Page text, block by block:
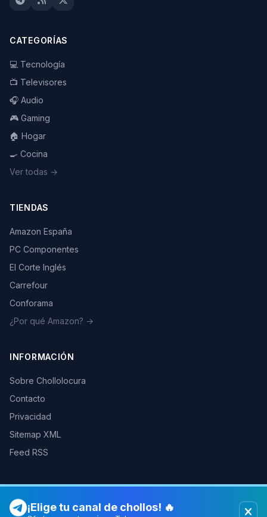
CATEGORÍAS
💻 Tecnología
📺 Televisores
🎧 Audio
🎮 Gaming
🏠 Hogar
🍳 Cocina
Ver todas →
TIENDAS
Amazon España
PC Componentes
El Corte Inglés
Carrefour
Conforama
¿Por qué Amazon? →
INFORMACIÓN
Sobre Chollolocura
Contacto
Privacidad
Sitemap XML
Feed RSS
© 2026 Chollolocura. Todos los derechos reservados.
¡Elige tu canal de chollos! 🔥